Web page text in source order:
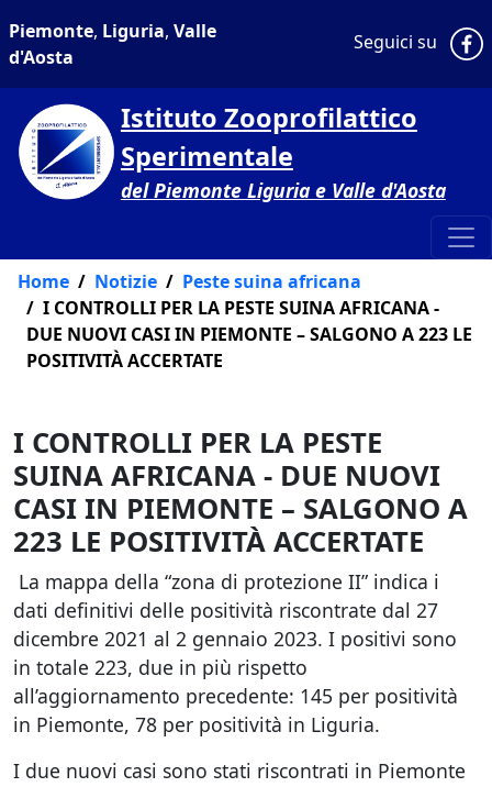
Piemonte, Liguria, Valle
d'Aosta
Seguici su
Istituto Zooprofilattico
Sperimentale
del Piemonte Liguria e Valle d'Aosta
Home Notizie
Peste suina africana
I CONTROLLI PER LA PESTE SUINA AFRICANA -
DUE NUOVI CASI IN PIEMONTE – SALGONO A 223 LE
POSITIVITÀ ACCERTATE
I CONTROLLI PER LA PESTE
SUINA AFRICANA - DUE NUOVI
CASI IN PIEMONTE – SALGONO A
223 LE POSITIVITÀ ACCERTATE
La mappa della “zona di protezione II” indica i
dati definitivi delle positività riscontrate dal 27
dicembre 2021 al 2 gennaio 2023. I positivi sono
in totale 223, due in più rispetto
all’aggiornamento precedente: 145 per positività
in Piemonte, 78 per positività in Liguria.
I due nuovi casi sono stati riscontrati in Piemonte